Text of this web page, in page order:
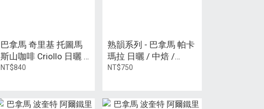
巴拿馬 奇里基 托圖馬
斯山咖啡 Criollo 日曬 /
淺中焙 / 113g 鋁瓶裝
NT$840
熟韻系列 - 巴拿馬 帕卡
瑪拉 日曬 / 中焙 /
227±5g
NT$750